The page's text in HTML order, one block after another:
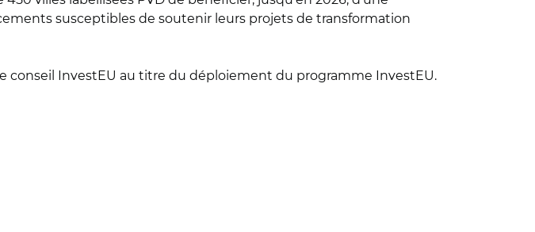
susceptibles de soutenir leurs projets de transformation
conseil InvestEU au titre du déploiement du programme InvestEU.